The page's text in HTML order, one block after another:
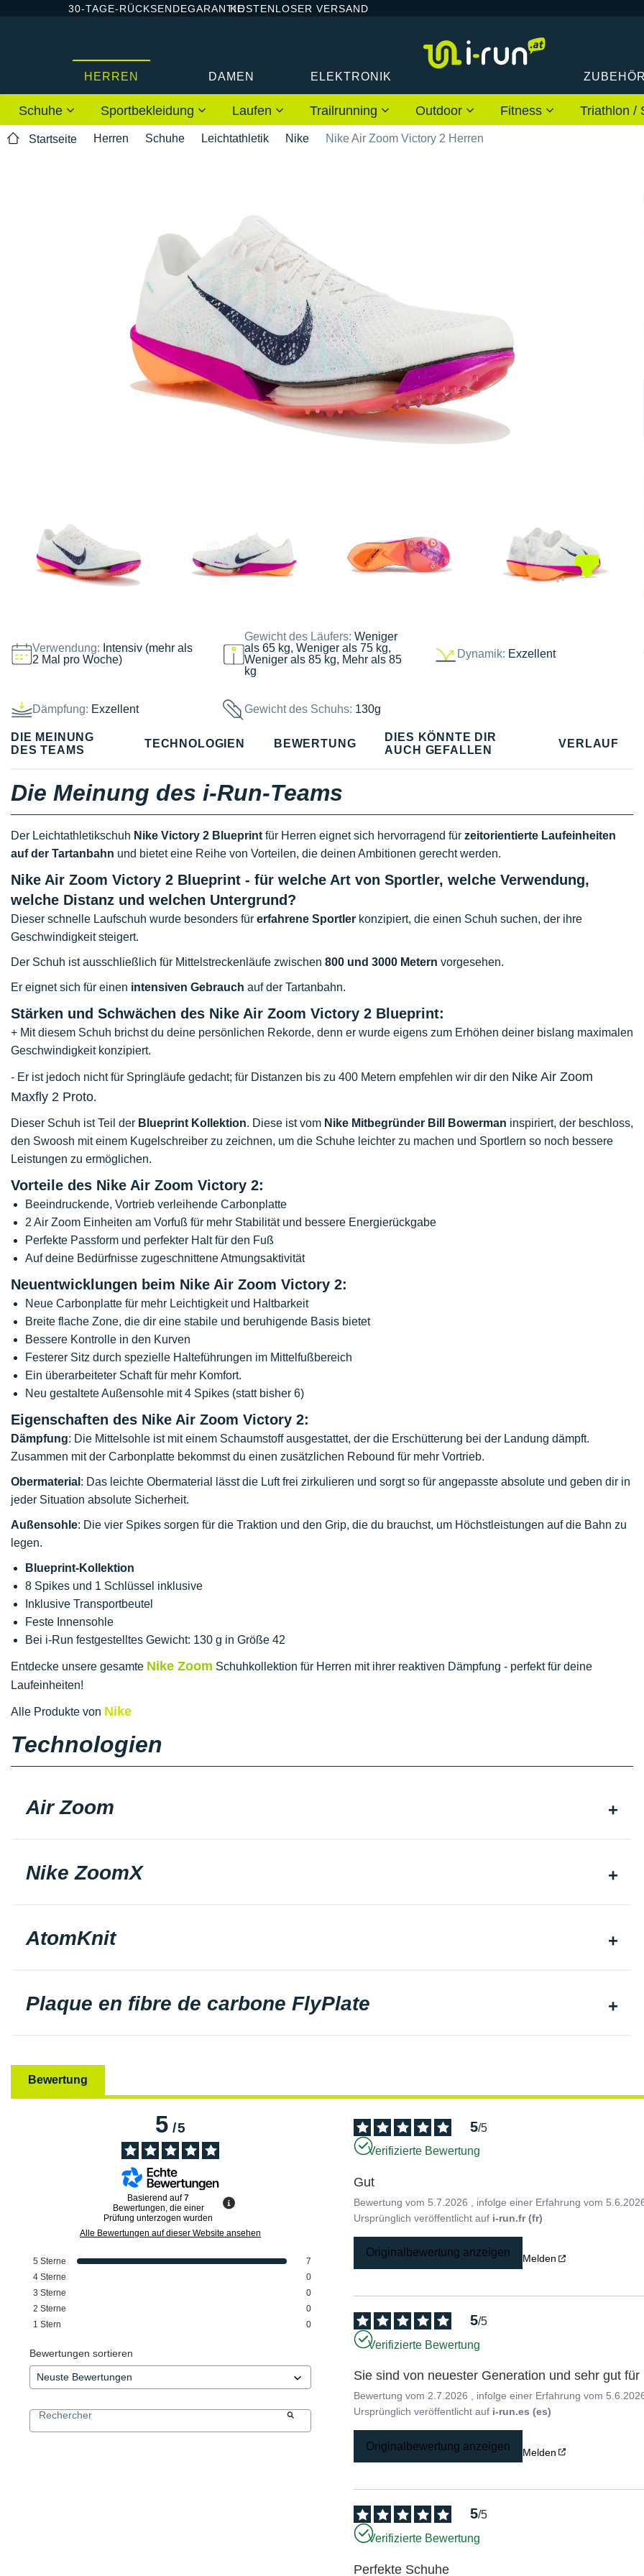
30-TAGE-RÜCKSENDEGARANTIEKOSTENLOSER VERSAND
HERREN DAMEN ELEKTRONIK ZUBEHÖR
Schuhe Sportbekleidung Laufen Trailrunning Outdoor Fitness Triathlon /
Startseite Herren Schuhe Leichtathletik Nike Nike Air Zoom Victory 2 Herren
Verwendung: Intensiv (mehr als
2 Mal pro Woche)
Gewicht des Läufers:Weniger
als 65 kg, Weniger als 75 kg,
Weniger als 85 kg, Mehr als 85
kg
Dynamik: Exzellent
Dämpfung: Exzellent Gewicht des Schuhs: 130g
DIE MEINUNG
DES TEAMS
TECHNOLOGIEN BEWERTUNG
DIES KÖNNTE DIR
AUCH GEFALLEN
VERLAUF
Die Meinung des i-Run-Teams
Der Leichtathletikschuh Nike Victory 2 Blueprint für Herren eignet sich hervorragend für zeitorientierte Laufeinheiten
auf der Tartanbahn und bietet eine Reihe von Vorteilen, die deinen Ambitionen gerecht werden.
Nike Air Zoom Victory 2 Blueprint - für welche Art von Sportler, welche Verwendung,
welche Distanz und welchen Untergrund?
Dieser schnelle Laufschuh wurde besonders für erfahrene Sportler konzipiert, die einen Schuh suchen, der ihre
Geschwindigkeit steigert.
Der Schuh ist ausschließlich für Mittelstreckenläufe zwischen 800 und 3000 Metern vorgesehen.
Er eignet sich für einen intensiven Gebrauch auf der Tartanbahn.
Stärken und Schwächen des Nike Air Zoom Victory 2 Blueprint:
+ Mit diesem Schuh brichst du deine persönlichen Rekorde, denn er wurde eigens zum Erhöhen deiner bislang maximalen
Geschwindigkeit konzipiert.
- Er ist jedoch nicht für Springläufe gedacht; für Distanzen bis zu 400 Metern empfehlen wir dir den Nike Air Zoom
Maxfly 2 Proto.
Dieser Schuh ist Teil der Blueprint Kollektion. Diese ist vom Nike Mitbegründer Bill Bowerman inspiriert, der beschloss,
den Swoosh mit einem Kugelschreiber zu zeichnen, um die Schuhe leichter zu machen und Sportlern so noch bessere
Leistungen zu ermöglichen.
Vorteile des Nike Air Zoom Victory 2:
Beeindruckende, Vortrieb verleihende Carbonplatte
2 Air Zoom Einheiten am Vorfuß für mehr Stabilität und bessere Energierückgabe
Perfekte Passform und perfekter Halt für den Fuß
Auf deine Bedürfnisse zugeschnittene Atmungsaktivität
Neuentwicklungen beim Nike Air Zoom Victory 2:
Neue Carbonplatte für mehr Leichtigkeit und Haltbarkeit
Breite flache Zone, die dir eine stabile und beruhigende Basis bietet
Bessere Kontrolle in den Kurven
Festerer Sitz durch spezielle Halteführungen im Mittelfußbereich
Ein überarbeiteter Schaft für mehr Komfort.
Neu gestaltete Außensohle mit 4 Spikes (statt bisher 6)
Eigenschaften des Nike Air Zoom Victory 2:
Dämpfung: Die Mittelsohle ist mit einem Schaumstoff ausgestattet, der die Erschütterung bei der Landung dämpft.
Zusammen mit der Carbonplatte bekommst du einen zusätzlichen Rebound für mehr Vortrieb.
Obermaterial : Das leichte Obermaterial lässt die Luft frei zirkulieren und sorgt so für angepasste absolute und geben dir in
jeder Situation absolute Sicherheit.
Außensohle: Die vier Spikes sorgen für die Traktion und den Grip, die du brauchst, um Höchstleistungen auf die Bahn zu
legen.
Blueprint-Kollektion
8 Spikes und 1 Schlüssel inklusive
Inklusive Transportbeutel
Feste Innensohle
Bei i-Run festgestelltes Gewicht: 130 g in Größe 42
Entdecke unsere gesamte Nike Zoom Schuhkollektion für Herren mit ihrer reaktiven Dämpfung - perfekt für deine
Laufeinheiten!
Alle Produkte von Nike
Technologien
Air Zoom
Nike ZoomX
AtomKnit
Plaque en fibre de carbone FlyPlate
Bewertung
5/5
Basierend auf7
Bewertungen, die einer
Prüfung unterzogen wurden
Alle Bewertungen auf dieser Website ansehen
5 Sterne
7
4 Sterne
0
3 Sterne
0
2 Sterne
0
1 Stern 0
Bewertungen sortieren
5/5
Verifizierte Bewertung
Gut
Bewertung vom 5.7.2026 , infolge einer Erfahrung vom
Ursprünglich veröffentlicht auf i-run.fr (fr)
Originalbewertung anzeigen Melden
5/5
Verifizierte Bewertung
Sie sind von neuester Generation und sehr gut
Bewertung vom 2.7.2026 , infolge einer Erfahrung vom
Ursprünglich veröffentlicht auf i-run.es (es)
Originalbewertung anzeigen Melden
5/5
Verifizierte Bewertung
Perfekte Schuhe